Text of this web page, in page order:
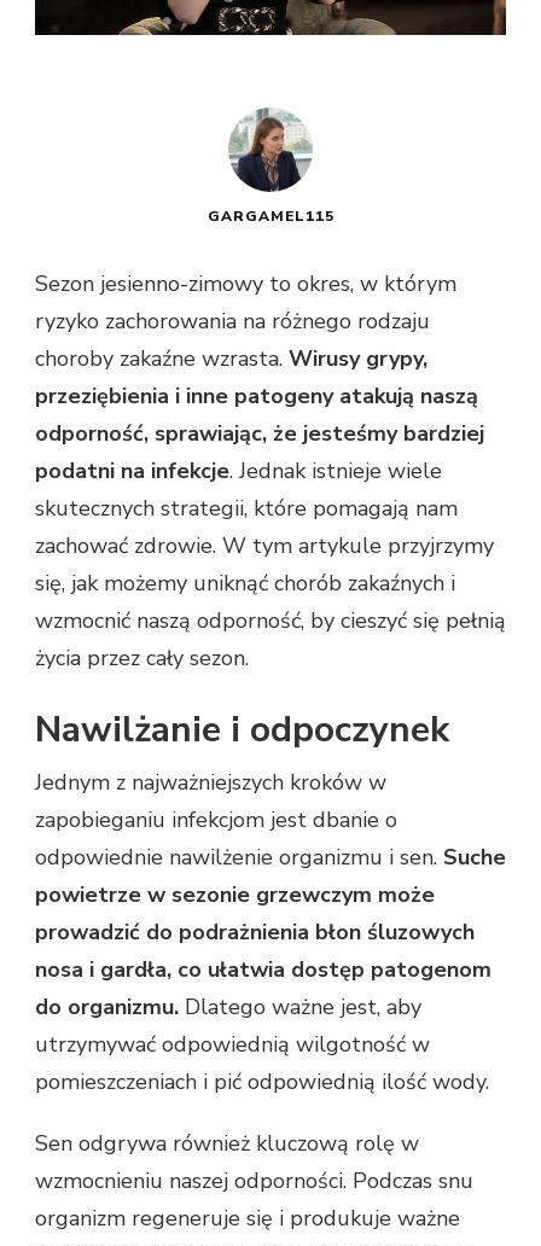
GARGAMEL115
Sezon jesienno-zimowy to okres, w którym
ryzyko zachorowania na różnego rodzaju
choroby zakaźne wzrasta. Wirusy grypy,
przeziębienia i inne patogeny atakują naszą
odporność, sprawiając, że jesteśmy bardziej
podatni na infekcje. Jednak istnieje wiele
skutecznych strategii, które pomagają nam
zachować zdrowie. W tym artykule przyjrzymy
się, jak możemy uniknąć chorób zakaźnych i
wzmocnić naszą odporność, by cieszyć się pełnią
życia przez cały sezon.
Nawilżanie i odpoczynek
Jednym z najważniejszych kroków w
zapobieganiu infekcjom jest dbanie o
odpowiednie nawilżenie organizmu i sen. Suche
powietrze w sezonie grzewczym może
prowadzić do podrażnienia błon śluzowych
nosa i gardła, co ułatwia dostęp patogenom
do organizmu. Dlatego ważne jest, aby
utrzymywać odpowiednią wilgotność w
pomieszczeniach i pić odpowiednią ilość wody.
Sen odgrywa również kluczową rolę w
wzmocnieniu naszej odporności. Podczas snu
organizm regeneruje się i produkuje ważne